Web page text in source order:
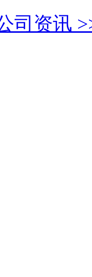
司资讯